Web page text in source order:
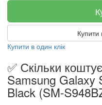
Купити
Купити в один клік
✅ Скільки
Samsung Galaxy
Black (SM-